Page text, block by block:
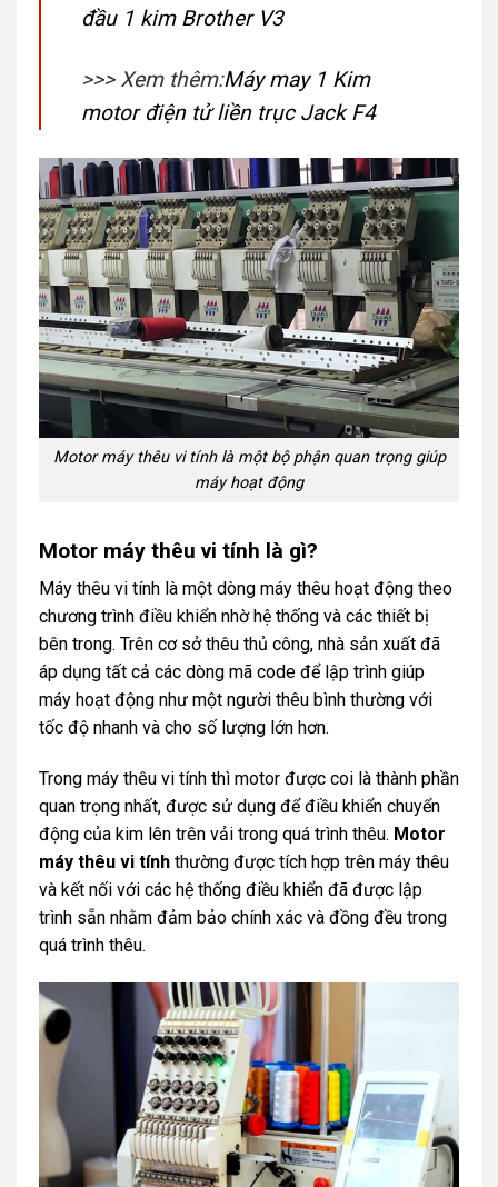
đầu 1 kim Brother V3
>>> Xem thêm:Máy may 1 Kim
motor điện tử liền trục Jack F4
Motor máy thêu vi tính là một bộ phận quan trọng giúp
máy hoạt động
Motor máy thêu vi tính là gì?
Máy thêu vi tính là một dòng máy thêu hoạt động theo
chương trình điều khiển nhờ hệ thống và các thiết bị
bên trong. Trên cơ sở thêu thủ công, nhà sản xuất đã
áp dụng tất cả các dòng mã code để lập trình giúp
máy hoạt động như một người thêu bình thường với
tốc độ nhanh và cho số lượng lớn hơn.
Trong máy thêu vi tính thì motor được coi là thành phần
quan trọng nhất, được sử dụng để điều khiển chuyển
động của kim lên trên vải trong quá trình thêu. Motor
máy thêu vi tính thường được tích hợp trên máy thêu
và kết nối với các hệ thống điều khiển đã được lập
trình sẵn nhằm đảm bảo chính xác và đồng đều trong
quá trình thêu.